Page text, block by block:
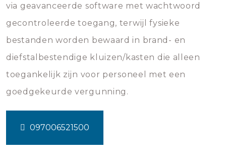
via geavanceerde software met wachtwoord
gecontroleerde toegang, terwijl fysieke
bestanden worden bewaard in brand- en
diefstalbestendige kluizen/kasten die alleen
toegankelijk zijn voor personeel met een
goedgekeurde vergunning.
097006521500